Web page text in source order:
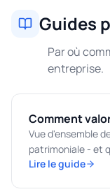
Guides
Par où
entreprise.
Comment
Vue d'ensemble
patrimoniale - et
Lire le guide